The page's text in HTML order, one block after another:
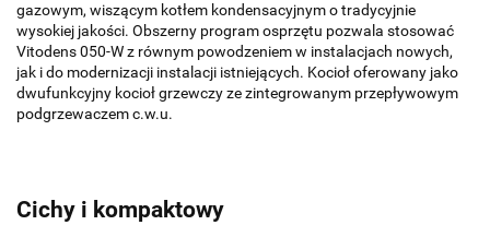
gazowym, wiszącym kotłem kondensacyjnym o tradycyjnie
wysokiej jakości. Obszerny program osprzętu pozwala stosować
Vitodens 050-W z równym powodzeniem w instalacjach nowych,
jak i do modernizacji instalacji istniejących. Kocioł oferowany jako
dwufunkcyjny kocioł grzewczy ze zintegrowanym przepływowym
podgrzewaczem c.w.u.
Cichy i kompaktowy